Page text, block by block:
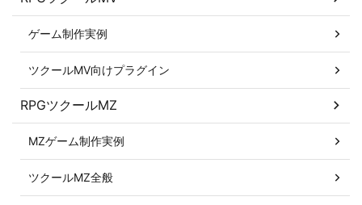
ゲーム制作実例
ツクールMV向けプラグイン
RPGツクールMZ
MZゲーム制作実例
ツクールMZ全般